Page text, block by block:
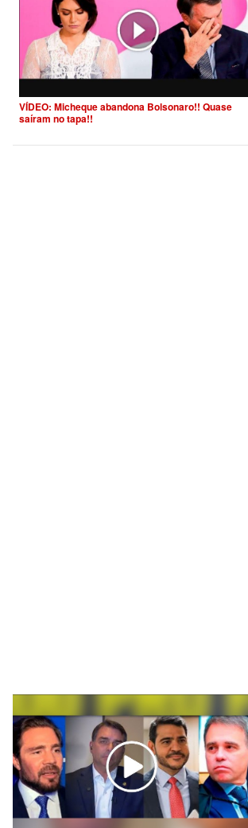
VÍDEO: Micheque abandona Bolsonaro!! Quase
saíram no tapa!!